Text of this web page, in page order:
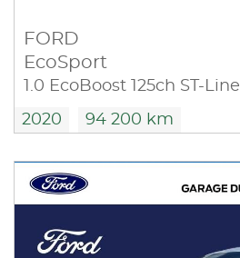
FORD
EcoSport
1.0 EcoBoost 125ch ST-Line
2020 94 200 km